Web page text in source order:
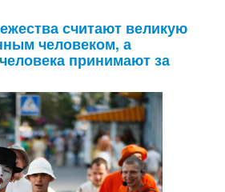
считают великую
человеком, а
принимают за